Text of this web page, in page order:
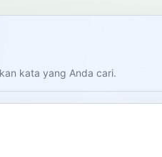
Indonesia saat
kata yang Anda cari.